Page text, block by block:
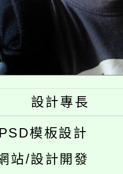
設計專長
模板設計
站/設計開發